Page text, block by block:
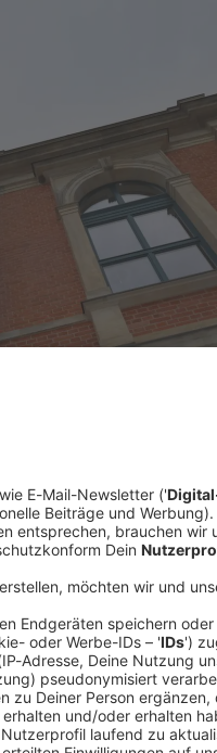
jüdische
der Jubiläumssaison.
Reaktionen
Verantwortlichen. «Ich
findet und zeigt:
Der Umgang der
den letzten Tagen»,